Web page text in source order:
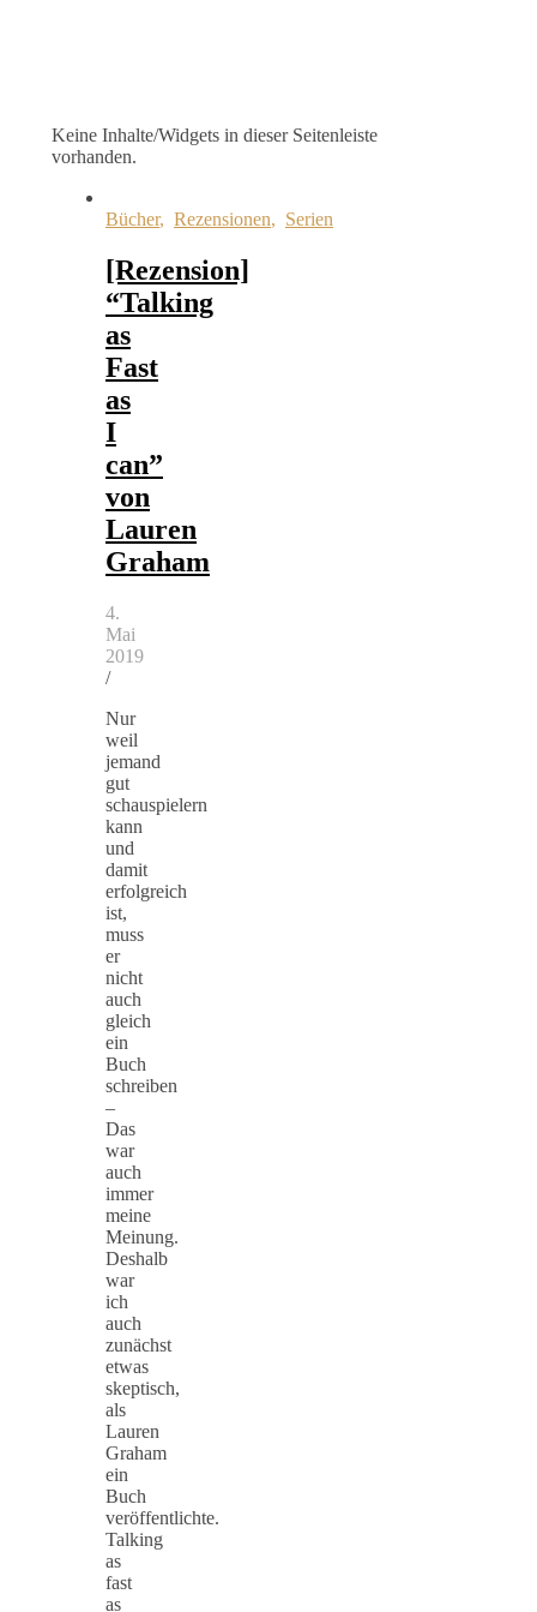
Keine Inhalte/Widgets in dieser Seitenleiste
vorhanden.
Bücher, Rezensionen, Serien
[Rezension]
“Talking
as
Fast
as
I
can”
von
Lauren
Graham
4.
Mai
2019
/
Nur
weil
jemand
gut
schauspielern
kann
und
damit
erfolgreich
ist,
muss
er
nicht
auch
gleich
ein
Buch
schreiben
–
Das
war
auch
immer
meine
Meinung.
Deshalb
war
ich
auch
zunächst
etwas
skeptisch,
als
Lauren
Graham
ein
Buch
veröffentlichte.
Talking
as
fast
as